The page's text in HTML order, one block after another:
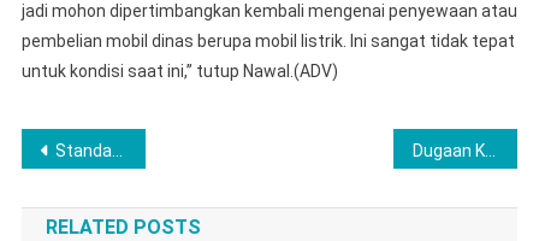
jadi mohon dipertimbangkan kembali mengenai penyewaan atau
pembelian mobil dinas berupa mobil listrik. Ini sangat tidak tepat
untuk kondisi saat ini,” tutup Nawal.(ADV)
Post
navigation
Standar Higienis Dipertanyakan, Dapur MBG di Pabrik Besi Tuai Kritik DPRD
RELATED POSTS